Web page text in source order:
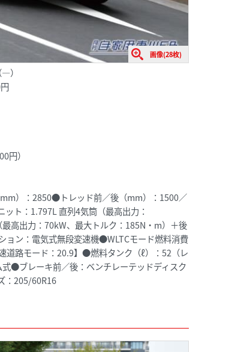
画像(28枚)
）
円）
）：2850●トレッド前／後（mm）：1500／
ト：1.797L 直列4気筒（最高出力：
高出力：70kW、最大トルク：185N・m）＋後
ン：電気式無段変速機●WLTCモード燃料消費
道路モード：20.9】●燃料タンク（ℓ）：52（レ
●ブレーキ前／後：ベンチレーテッドディスク
：205/60R16